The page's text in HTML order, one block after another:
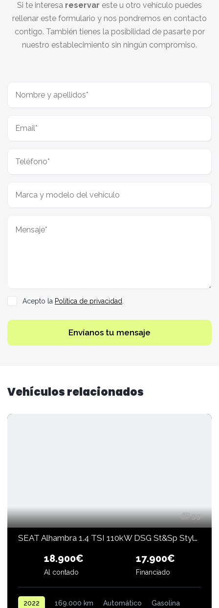
Si te interesa reservar este u otro vehículo puedes
rellenar este formulario y nos pondremos en contacto
contigo. También tienes la posibilidad de pasarte por
nuestro establecimiento sin ningún compromiso.
Acepto la Política de privacidad
Envíanos tu mensaje
Vehículos relacionados
39
SEAT Alhambra 1.4 TSI 110kW DSG St&Sp Style GO
18.900€
Al contado
17.900€
Financiado
2022 169.000 km Automático Gasolina